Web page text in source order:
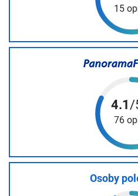
15
4.1 /
76
Osoby